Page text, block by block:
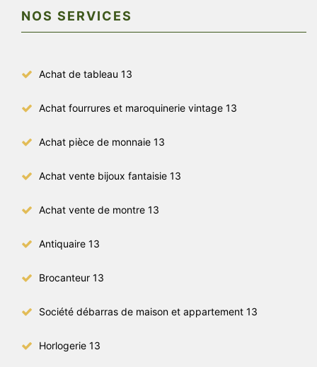
NOS SERVICES
Achat de tableau 13
Achat fourrures et maroquinerie vintage 13
Achat pièce de monnaie 13
Achat vente bijoux fantaisie 13
Achat vente de montre 13
Antiquaire 13
Brocanteur 13
Société débarras de maison et appartement 13
Horlogerie 13